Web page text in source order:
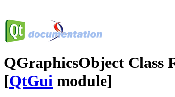
QGraphicsObject Class
[QtGui module]